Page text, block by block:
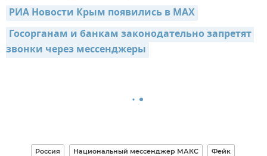
РИА Новости Крым появились в MAX
Госорганам и банкам законодательно запретят
звонки через мессенджеры
Россия Национальный мессенджер МАКС Фейк